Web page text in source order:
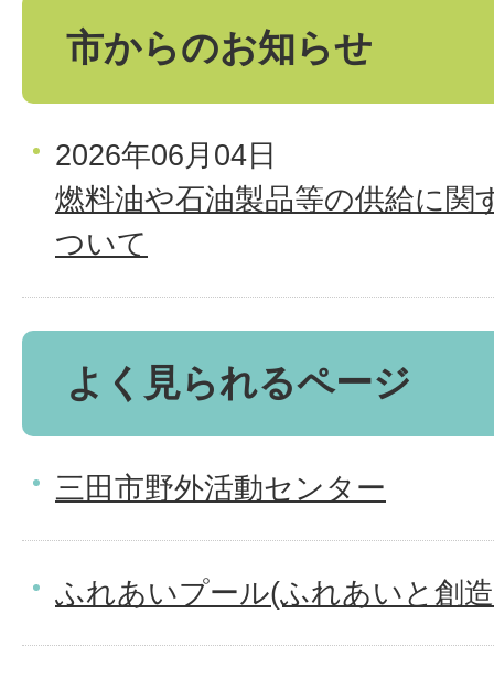
市からのお知らせ
2026年06月04日
燃料油や石油製品等の供給に関
ついて
よく見られるページ
三田市野外活動センター
ふれあいプール(ふれあいと創